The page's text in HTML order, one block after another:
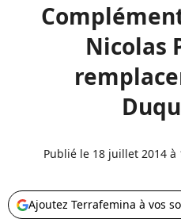
Nicolas
Publié le 18 juillet 2014 à
Ajoutez Terrafemina à vos